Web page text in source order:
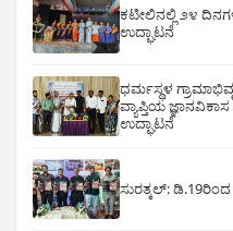
ಕಟೀಲಿನಲ್ಲಿ ೨೪
ಉದ್ಘಾಟನೆ
ಧರ್ಮಸ್ಥಳ
ವ್ಯಾಪ್ತಿಯ
ಉದ್ಘಾಟನೆ
ಸುರತ್ಕಲ್: